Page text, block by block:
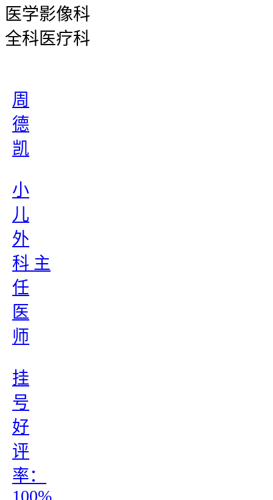
医学影像科
全科医疗科
周
德
凯
小
儿
外
科 主
任
医
师
挂
号
好
评
率：
100%